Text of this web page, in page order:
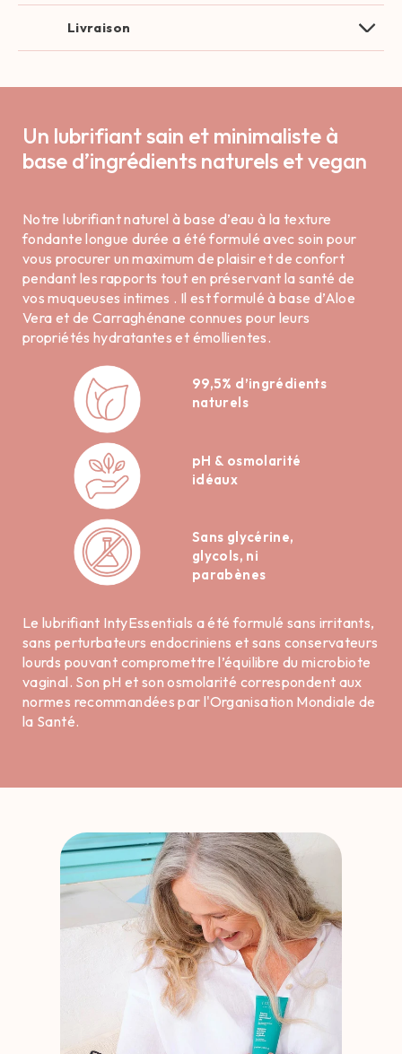
Livraison
Un lubrifiant sain et minimaliste à
base d’ingrédients naturels et vegan
Notre lubrifiant naturel à base d’eau à la texture
fondante longue durée a été formulé avec soin pour
vous procurer un maximum de plaisir et de confort
pendant les rapports tout en préservant la santé de
vos muqueuses intimes . Il est formulé à base d’Aloe
Vera et de Carraghénane connues pour leurs
propriétés hydratantes et émollientes.
99,5% d’ingrédients
naturels
pH & osmolarité
idéaux
Sans glycérine,
glycols, ni
parabènes
Le lubrifiant IntyEssentials a été formulé sans irritants,
sans perturbateurs endocriniens et sans conservateurs
lourds pouvant compromettre l’équilibre du microbiote
vaginal. Son pH et son osmolarité correspondent aux
normes recommandées par l'Organisation Mondiale de
la Santé.